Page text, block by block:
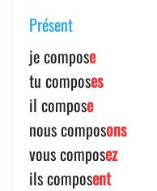
Présent
je compose
tu composes
il compose
nous composons
vous composez
ils composent